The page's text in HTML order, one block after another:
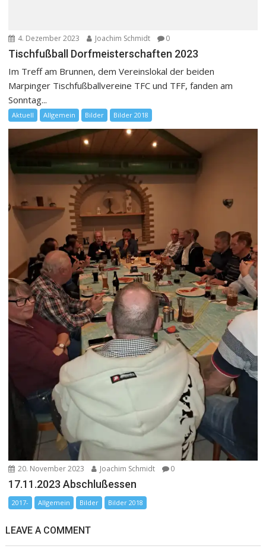
4. Dezember 2023 Joachim Schmidt 0
Tischfußball Dorfmeisterschaften 2023
Im Treff am Brunnen, dem Vereinslokal der beiden
Marpinger Tischfußballvereine TFC und TFF, fanden am
Sonntag...
Aktuell Allgemein Bilder Bilder 2018
20. November 2023 Joachim Schmidt 0
17.11.2023 Abschlußessen
2017- Allgemein Bilder Bilder 2018
LEAVE A COMMENT